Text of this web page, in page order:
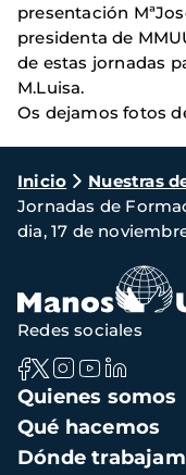
presentación
presidenta de
de estas jornadas
M.Luisa.
Os dejamos fotos
Ruta
de
navegación
Inicio Nuestras
Jornadas de
dia, 17 de
Navegación
principal
Quienes somos
Qué hacemos
Dónde
Redes sociales